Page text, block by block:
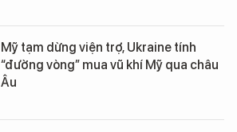
Mỹ tạm dừng viện trợ, Ukraine tính
“đường vòng” mua vũ khí Mỹ qua châu
Âu